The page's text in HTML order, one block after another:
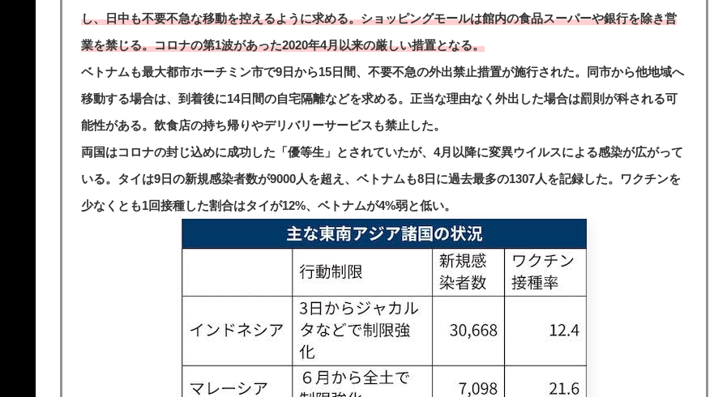
し、日中も不要不急な移動を控えるように求める。ショッピングモールは館内の食品スーパーや銀行を除き営
業を禁じる。コロナの第1波があった2020年4月以来の厳しい措置となる。
ベトナムも最大都市ホーチミン市で9日から15日間、不要不急の外出禁止措置が施行された。同市から他地域へ
移動する場合は、到着後に14日間の自宅隔離などを求める。正当な理由なく外出した場合は罰則が科される可
能性がある。飲食店の持ち帰りやデリバリーサービスも禁止した。
両国はコロナの封じ込めに成功した「優等生」とされていたが、4月以降に変異ウイルスによる感染が広がって
いる。タイは9日の新規感染者数が9000人を超え、ベトナムも8日に過去最多の1307人を記録した。ワクチンを
少なくとも1回接種した割合はタイが12%、ベトナムが4%弱と低い。